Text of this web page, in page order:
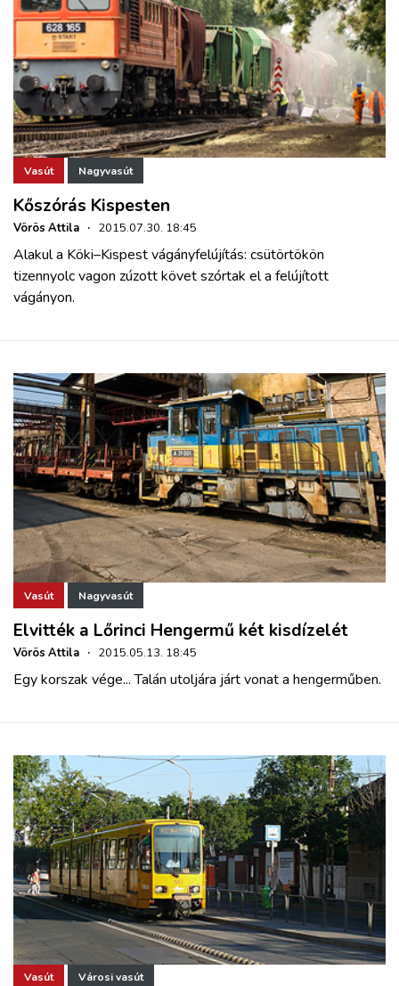
Vasút Nagyvasút
Kőszórás Kispesten
Vörös Attila · 2015.07.30. 18:45
Alakul a Köki–Kispest vágányfelújítás: csütörtökön
tizennyolc vagon zúzott követ szórtak el a felújított
vágányon.
Vasút Nagyvasút
Elvitték a Lőrinci Hengermű két kisdízelét
Vörös Attila · 2015.05.13. 18:45
Egy korszak vége... Talán utoljára járt vonat a hengerműben.
Vasút Városi vasút